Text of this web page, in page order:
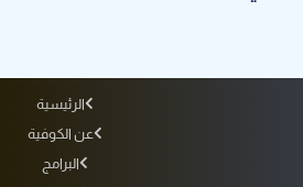
الرئيسية
عن الكوفية
البرامج